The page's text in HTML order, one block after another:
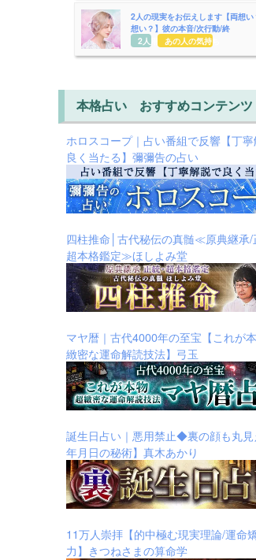
2人の現実をお伝えします【両想
想い？】彼の本音/次行動/終
2人用
あの人の気持ち
本格占い おすすめコンテンツ
ホロスコープ｜占い番組で反響【丁
良く当たる】彌彌告の占い
四柱推命│古代秘伝の真髄≪原典継承/
超本格鑑定≫ほしよみ堂
マヤ暦｜古代4000年の至宝【これが
緻密な運命解読技法】弓玉
誕生日占い｜悪用禁止◆裏の顔も丸見
年月日の秘術】真木あかり
11万人崇拝【的中極む現実理論/運命
力】きつねさまの算命学